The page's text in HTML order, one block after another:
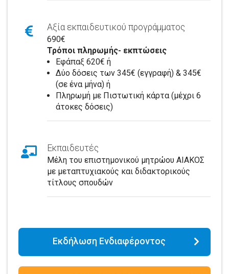
Αξία εκπαιδευτικού προγράμματος
690€
Τρόποι πληρωμής- εκπτώσεις
Εφάπαξ 620€ ή
Δύο δόσεις των 345€ (εγγραφή) & 345€
(σε ένα μήνα) ή
Πληρωμή με Πιστωτική κάρτα (μέχρι 6
άτοκες δόσεις)
Εκπαιδευτές
Μέλη του επιστημονικού μητρώου ΑΙΑΚΟΣ
με μεταπτυχιακούς και διδακτορικούς
τίτλους σπουδών
Εκδήλωση Ενδιαφέροντος